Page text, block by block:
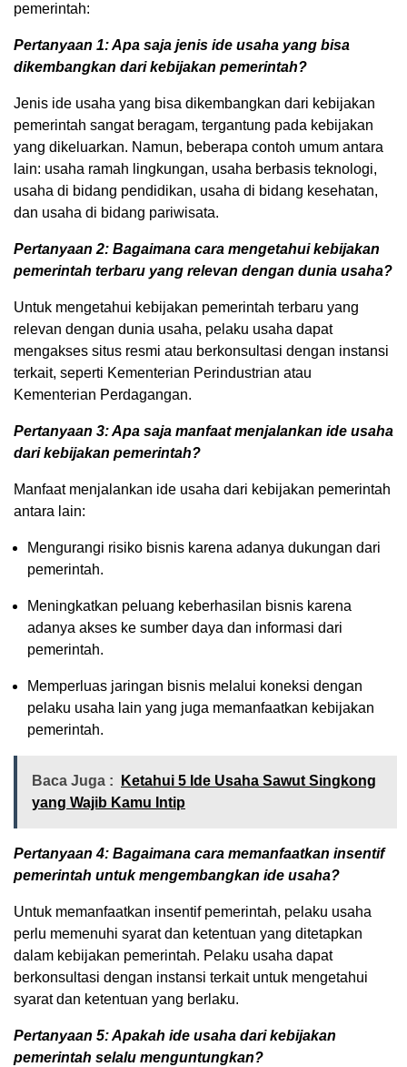
pemerintah:
Pertanyaan 1: Apa saja jenis ide usaha yang bisa
dikembangkan dari kebijakan pemerintah?
Jenis ide usaha yang bisa dikembangkan dari kebijakan
pemerintah sangat beragam, tergantung pada kebijakan
yang dikeluarkan. Namun, beberapa contoh umum antara
lain: usaha ramah lingkungan, usaha berbasis teknologi,
usaha di bidang pendidikan, usaha di bidang kesehatan,
dan usaha di bidang pariwisata.
Pertanyaan 2: Bagaimana cara mengetahui kebijakan
pemerintah terbaru yang relevan dengan dunia usaha?
Untuk mengetahui kebijakan pemerintah terbaru yang
relevan dengan dunia usaha, pelaku usaha dapat
mengakses situs resmi atau berkonsultasi dengan instansi
terkait, seperti Kementerian Perindustrian atau
Kementerian Perdagangan.
Pertanyaan 3: Apa saja manfaat menjalankan ide usaha
dari kebijakan pemerintah?
Manfaat menjalankan ide usaha dari kebijakan pemerintah
antara lain:
Mengurangi risiko bisnis karena adanya dukungan dari
pemerintah.
Meningkatkan peluang keberhasilan bisnis karena
adanya akses ke sumber daya dan informasi dari
pemerintah.
Memperluas jaringan bisnis melalui koneksi dengan
pelaku usaha lain yang juga memanfaatkan kebijakan
pemerintah.
Baca Juga :
Ketahui 5 Ide Usaha Sawut Singkong
yang Wajib Kamu Intip
Pertanyaan 4: Bagaimana cara memanfaatkan insentif
pemerintah untuk mengembangkan ide usaha?
Untuk memanfaatkan insentif pemerintah, pelaku usaha
perlu memenuhi syarat dan ketentuan yang ditetapkan
dalam kebijakan pemerintah. Pelaku usaha dapat
berkonsultasi dengan instansi terkait untuk mengetahui
syarat dan ketentuan yang berlaku.
Pertanyaan 5: Apakah ide usaha dari kebijakan
pemerintah selalu menguntungkan?